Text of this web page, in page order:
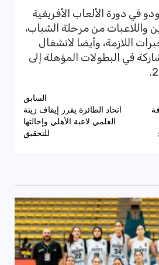
في دورة الألعاب الأفريقية
واللاعبات من مرحلة الشباب،
اللازمة، وأيضا لانشغال
في البطولات المؤهلة إلى
السابق
اتحاد الطائرة يقرر إيقاف زينة
العلمي لاعبة الأهلي وإحالتها
للتحقيق